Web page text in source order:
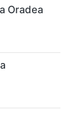
Oradea